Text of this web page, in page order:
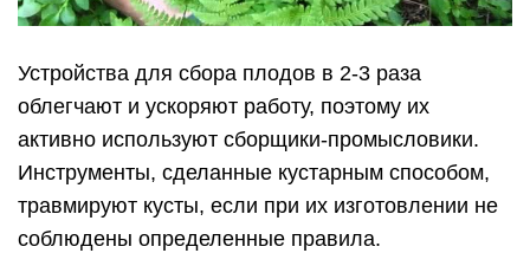
Устройства для сбора плодов в 2-3 раза
облегчают и ускоряют работу, поэтому их
активно используют сборщики-промысловики.
Инструменты, сделанные кустарным способом,
травмируют кусты, если при их изготовлении не
соблюдены определенные правила.